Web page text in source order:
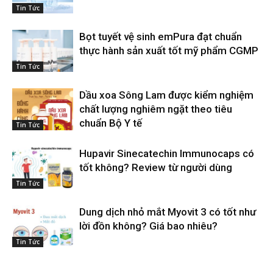
Tin Tức
Tin Tức
Bọt tuyết vệ sinh emPura đạt chuẩn
thực hành sản xuất tốt mỹ phẩm CGMP
Tin Tức
Dầu xoa Sông Lam được kiểm nghiệm
chất lượng nghiêm ngặt theo tiêu
chuẩn Bộ Y tế
Tin Tức
Hupavir Sinecatechin Immunocaps có
tốt không? Review từ người dùng
Tin Tức
Dung dịch nhỏ mắt Myovit 3 có tốt như
lời đồn không? Giá bao nhiêu?